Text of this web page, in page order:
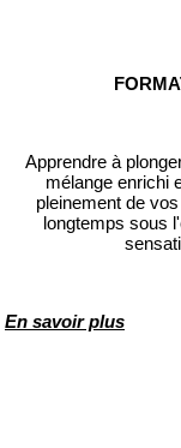
Apprendre à
mélange enrichi
pleinement de
longtemps sous
En savoir plus